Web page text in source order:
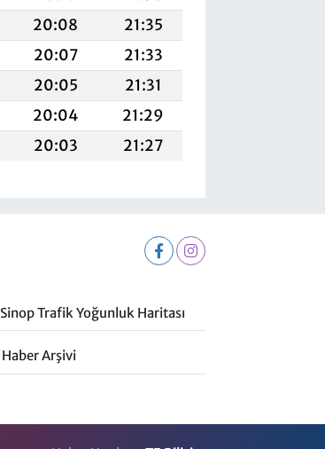
20:08
21:35
20:07
21:33
20:05
21:31
20:04
21:29
20:03 21:27
Sinop Trafik Yoğunluk Haritası
Haber Arşivi